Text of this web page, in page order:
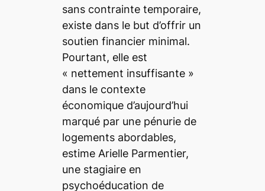
sans contrainte temporaire,
existe dans le but d’offrir un
soutien financier minimal.
Pourtant, elle est
« nettement insuffisante »
dans le contexte
économique d’aujourd’hui
marqué par une pénurie de
logements abordables,
estime Arielle Parmentier,
une stagiaire en
psychoéducation de